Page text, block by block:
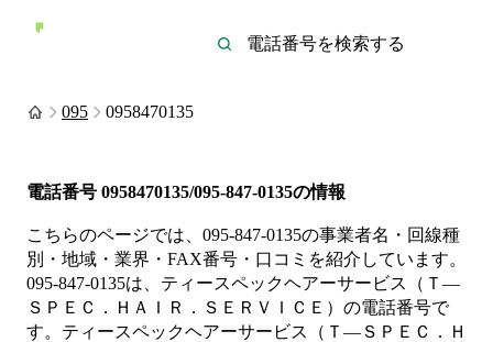
095 0958470135
電話番号 0958470135/095-847-0135の情報
こちらのページでは、 095-847-0135の事業者名・回線種
別・地域・業界・FAX番号・口コミを紹介しています。
095-847-0135は、 ティースペックヘアーサービス（Ｔ—
ＳＰＥＣ．ＨＡＩＲ．ＳＥＲＶＩＣＥ） の電話番号で
す。 ティースペックヘアーサービス（Ｔ—ＳＰＥＣ．Ｈ